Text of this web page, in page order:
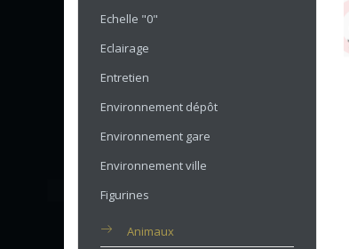
Echelle "0"
Eclairage
Entretien
Environnement dépôt
Environnement gare
Environnement ville
Figurines
Animaux